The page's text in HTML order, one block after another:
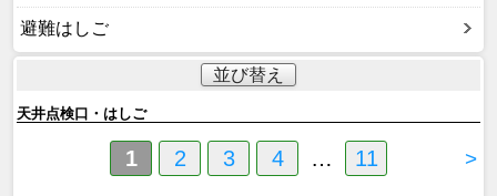
避難はしご
並び替え
天井点検口・はしご
>
1 2 3 4 … 11